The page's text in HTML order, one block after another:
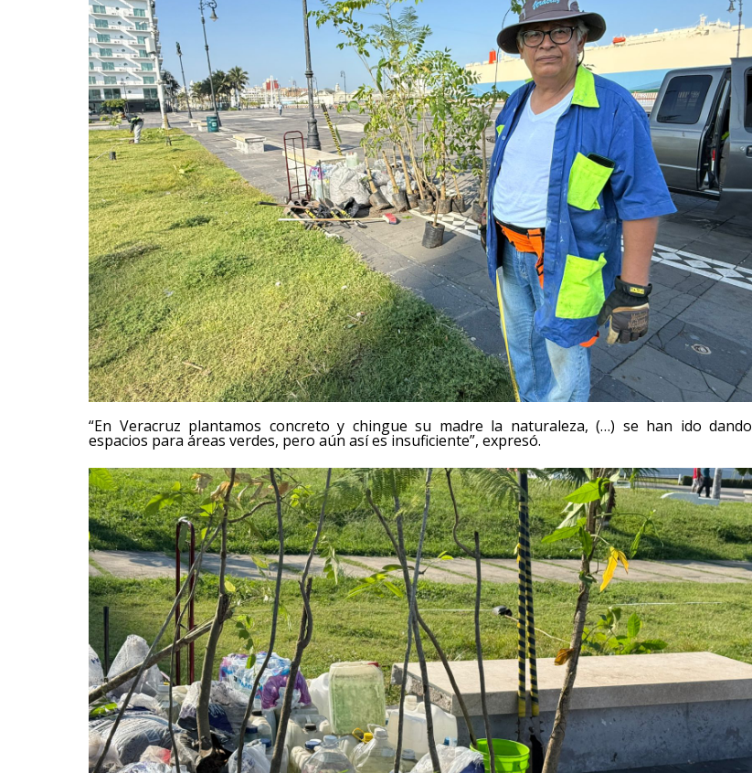
“En Veracruz plantamos concreto y chingue su madre la naturaleza, (…) se han ido dando
espacios para áreas verdes, pero aún así es insuficiente”, expresó.